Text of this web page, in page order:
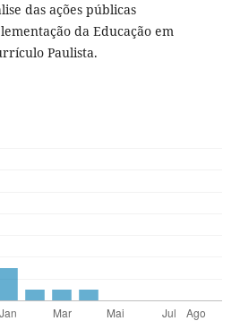
das ações públicas
da Educação em
Paulista.